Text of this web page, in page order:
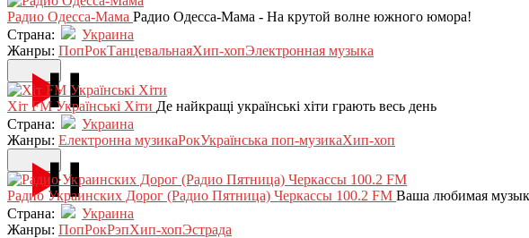
Радио Одесса-Мама Радио Одесса-Мама - На крутой волне южного юмора!
Страна:
Украина
Жанры: ПопРокТанцевальнаяХип-хопЭлектронная музыка
Хіт FM Українські Хіти Де найкращі українські хіти грають весь день
Страна:
Украина
Жанры: Електронна музикаРокУкраїнська поп-музикаХип-хоп
Радио Украинских Дорог (Радио Пятница) Черкассы 100.2 FM Ваша любимая
Страна:
Украина
Жанры: ПопРокРэпХип-хопЭстрада